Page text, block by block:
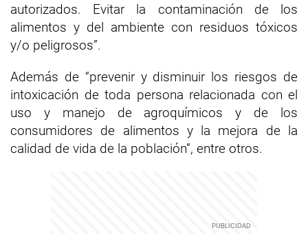
autorizados. Evitar la contaminación de los
alimentos y del ambiente con residuos tóxicos
y/o peligrosos”.
Además de “prevenir y disminuir los riesgos de
intoxicación de toda persona relacionada con el
uso y manejo de agroquímicos y de los
consumidores de alimentos y la mejora de la
calidad de vida de la población”, entre otros.